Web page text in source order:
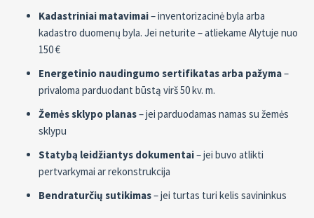
Kadastriniai matavimai– inventorizacinė byla arba
kadastro duomenų byla. Jei neturite – atliekame Alytuje nuo
150 €
Energetinio naudingumo sertifikatas arba pažyma–
privaloma parduodant būstą virš 50 kv. m.
Žemės sklypo planas– jei parduodamas namas su žemės
sklypu
Statybą leidžiantys dokumentai– jei buvo atlikti
pertvarkymai ar rekonstrukcija
Bendraturčių sutikimas– jei turtas turi kelis savininkus